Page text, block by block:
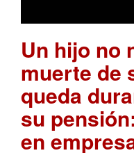
Un hijo no
muerte de
queda
su
en